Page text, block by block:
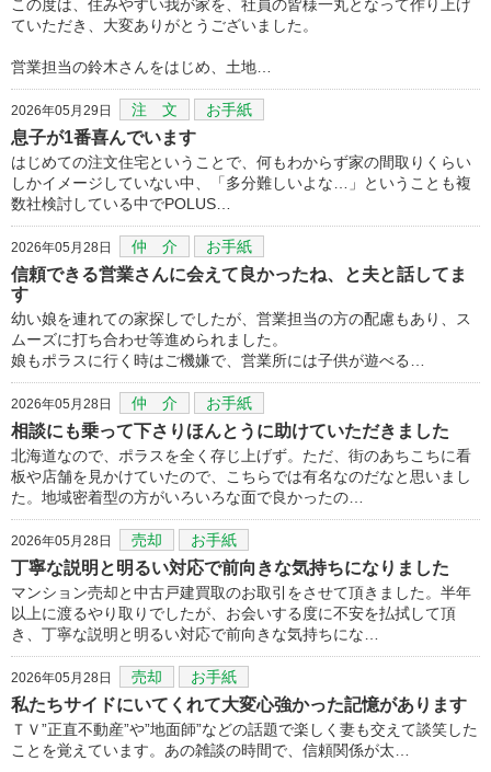
この度は、住みやすい我が家を、社員の皆様一丸となって作り上げ
ていただき、大変ありがとうございました。
営業担当の鈴木さんをはじめ、土地…
2026年05月29日 注 文 お手紙
息子が1番喜んでいます
はじめての注文住宅ということで、何もわからず家の間取りくらい
しかイメージしていない中、「多分難しいよな…」ということも複
数社検討している中でPOLUS…
2026年05月28日 仲 介 お手紙
信頼できる営業さんに会えて良かったね、と夫と話してま
す
幼い娘を連れての家探しでしたが、営業担当の方の配慮もあり、ス
ムーズに打ち合わせ等進められました。
娘もポラスに行く時はご機嫌で、営業所には子供が遊べる…
2026年05月28日 仲 介 お手紙
相談にも乗って下さりほんとうに助けていただきました
北海道なので、ポラスを全く存じ上げず。ただ、街のあちこちに看
板や店舗を見かけていたので、こちらでは有名なのだなと思いまし
た。地域密着型の方がいろいろな面で良かったの…
2026年05月28日 売却 お手紙
丁寧な説明と明るい対応で前向きな気持ちになりました
マンション売却と中古戸建買取のお取引をさせて頂きました。半年
以上に渡るやり取りでしたが、お会いする度に不安を払拭して頂
き、丁寧な説明と明るい対応で前向きな気持ちにな…
2026年05月28日 売却 お手紙
私たちサイドにいてくれて大変心強かった記憶があります
ＴＶ”正直不動産”や”地面師”などの話題で楽しく妻も交えて談笑した
ことを覚えています。あの雑談の時間で、信頼関係が太…